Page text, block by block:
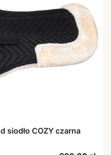
siodło COZY czarna